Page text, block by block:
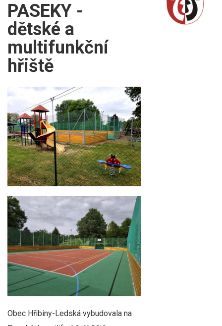
PASEKY -
dětské a
multifunkční
hřiště
Obec Hřibiny-Ledská vybudovala na